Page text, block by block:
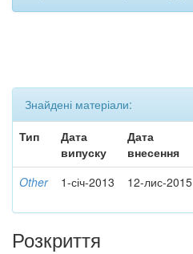
Знайдені матеріали:
Тип
Дата
випуску
Дата
внесення
Other 1-січ-2013 12-лис-2015
Розкриття